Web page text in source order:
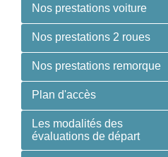
Nos prestations voiture
Nos prestations 2 roues
Nos prestations remorque
Plan d'accès
Les modalités des
évaluations de départ